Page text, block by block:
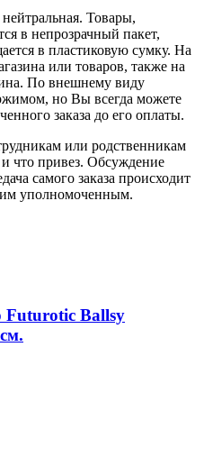
Товары,
в непрозрачный пакет,
в пластиковую сумку. На
или товаров, также на
По внешнему виду
но Вы всегда можете
заказа до его оплаты.
или родственникам
и что привез. Обсуждение
самого заказа происходит
уполномоченным.
Futurotic Ballsy